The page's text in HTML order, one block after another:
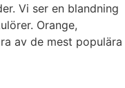
Vi ser en blandning
Orange,
av de mest populära